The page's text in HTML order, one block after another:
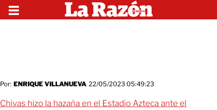
Por: ENRIQUE VILLANUEVA 22/05/2023 05:49:23
Chivas hizo la hazaña en el Estadio Azteca ante el